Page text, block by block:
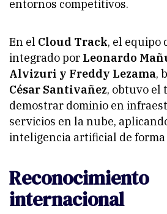
entornos competitivos.
En el Cloud Track, el equipo
integrado por Leonardo
Alvizuri y Freddy Lezama,
César Santivañez, obtuvo el
demostrar dominio en
servicios en la nube,
inteligencia artificial de
Reconocimiento
internacional